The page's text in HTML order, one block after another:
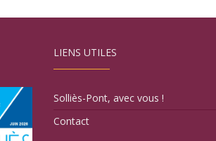
LIENS UTILES
Solliès-Pont, avec vous !
Contact